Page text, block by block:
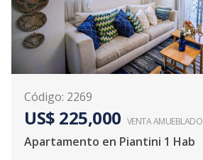
Código: 2269
US$ 225,000 VENTA AMUEBLADO
Apartamento en Piantini 1 Hab